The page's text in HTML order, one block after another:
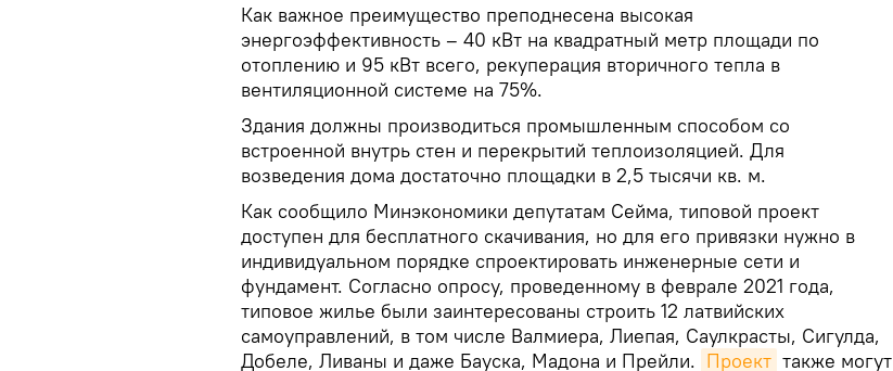
Как важное преимущество преподнесена высокая
энергоэффективность – 40 кВт на квадратный метр площади по
отоплению и 95 кВт всего, рекуперация вторичного тепла в
вентиляционной системе на 75%.
Здания должны производиться промышленным способом со
встроенной внутрь стен и перекрытий теплоизоляцией. Для
возведения дома достаточно площадки в 2,5 тысячи кв. м.
Как сообщило Минэкономики депутатам Сейма, типовой проект
доступен для бесплатного скачивания, но для его привязки нужно в
индивидуальном порядке спроектировать инженерные сети и
фундамент. Согласно опросу, проведенному в феврале 2021 года,
типовое жилье были заинтересованы строить 12 латвийских
самоуправлений, в том числе Валмиера, Лиепая, Саулкрасты, Сигулда,
Добеле, Ливаны и даже Бауска, Мадона и Прейли. Проект также могут